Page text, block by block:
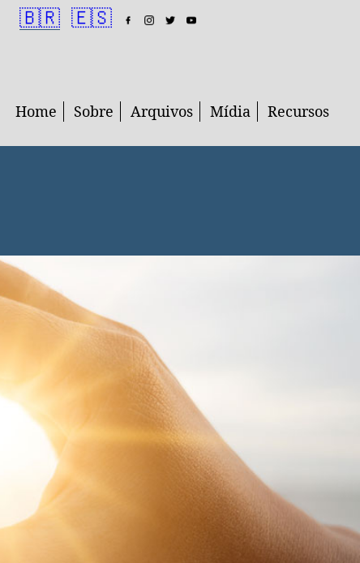
Home Sobre Arquivos Mídia Recursos
🇧🇷 🇪🇸